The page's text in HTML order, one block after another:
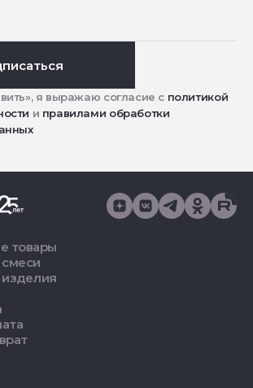
я выражаю согласие с политикой
и правилами обработки
товары